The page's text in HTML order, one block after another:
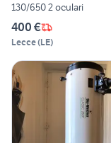
130/650 2 oculari
400 €
Lecce(LE)